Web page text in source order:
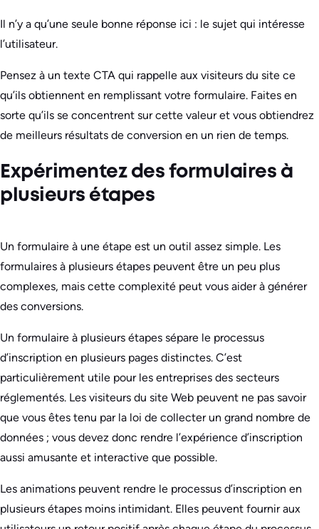
Il n’y a qu’une seule bonne réponse ici : le sujet qui intéresse
l’utilisateur.
Pensez à un texte CTA qui rappelle aux visiteurs du site ce
qu’ils obtiennent en remplissant votre formulaire. Faites en
sorte qu’ils se concentrent sur cette valeur et vous obtiendrez
de meilleurs résultats de conversion en un rien de temps.
Expérimentez des formulaires à
plusieurs étapes
Un formulaire à une étape est un outil assez simple. Les
formulaires à plusieurs étapes peuvent être un peu plus
complexes, mais cette complexité peut vous aider à générer
des conversions.
Un formulaire à plusieurs étapes sépare le processus
d’inscription en plusieurs pages distinctes. C’est
particulièrement utile pour les entreprises des secteurs
réglementés. Les visiteurs du site Web peuvent ne pas savoir
que vous êtes tenu par la loi de collecter un grand nombre de
données ; vous devez donc rendre l’expérience d’inscription
aussi amusante et interactive que possible.
Les animations peuvent rendre le processus d’inscription en
plusieurs étapes moins intimidant. Elles peuvent fournir aux